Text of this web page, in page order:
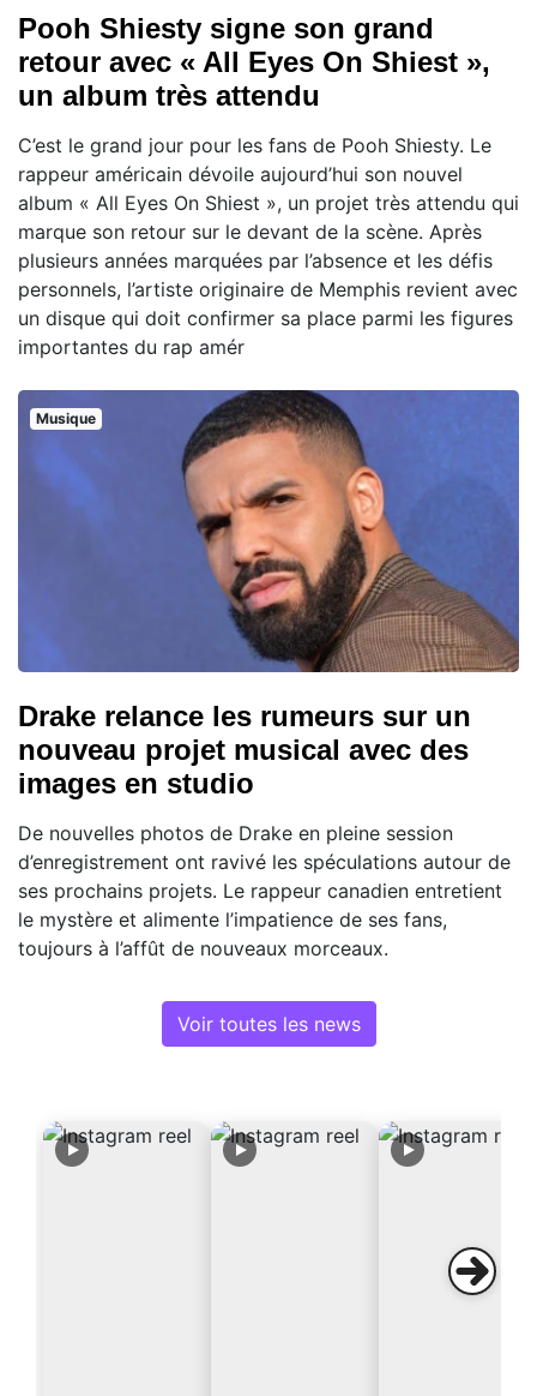
Pooh Shiesty signe son grand
retour avec « All Eyes On Shiest »,
un album très attendu
C’est le grand jour pour les fans de Pooh Shiesty. Le
rappeur américain dévoile aujourd’hui son nouvel
album « All Eyes On Shiest », un projet très attendu qui
marque son retour sur le devant de la scène. Après
plusieurs années marquées par l’absence et les défis
personnels, l’artiste originaire de Memphis revient avec
un disque qui doit confirmer sa place parmi les figures
importantes du rap amér
Musique
Drake relance les rumeurs sur un
nouveau projet musical avec des
images en studio
De nouvelles photos de Drake en pleine session
d’enregistrement ont ravivé les spéculations autour de
ses prochains projets. Le rappeur canadien entretient
le mystère et alimente l’impatience de ses fans,
toujours à l’affût de nouveaux morceaux.
Voir toutes les news